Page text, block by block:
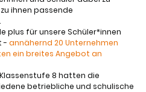
ihnen passende
plus für unsere Schüler*innen
- annähernd 20 Unternehmen
ein breites Angebot an
8 hatten die
betriebliche und schulische